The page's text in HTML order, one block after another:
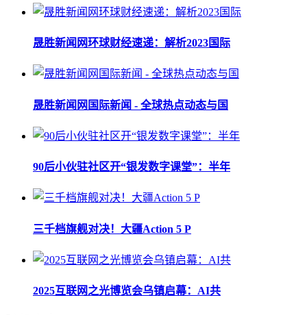
晟胜新闻网环球财经速递：解析2023国际
晟胜新闻网国际新闻 - 全球热点动态与国
90后小伙驻社区开“银发数字课堂”：半年
三千档旗舰对决！大疆Action 5 P
2025互联网之光博览会乌镇启幕：AI共